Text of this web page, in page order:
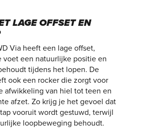
LAGE OFFSET EN
Via heeft een lage offset,
voet een natuurlijke positie en
tijdens het lopen. De
ook een rocker die zorgt voor
afwikkeling van hiel tot teen en
afzet. Zo krijg je het gevoel dat
vooruit wordt gestuwd, terwijl
loopbeweging behoudt.